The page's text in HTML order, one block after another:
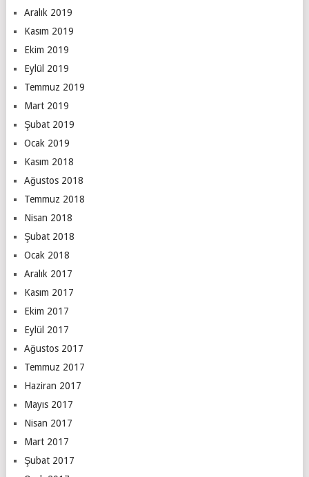
Aralık 2019
Kasım 2019
Ekim 2019
Eylül 2019
Temmuz 2019
Mart 2019
Şubat 2019
Ocak 2019
Kasım 2018
Ağustos 2018
Temmuz 2018
Nisan 2018
Şubat 2018
Ocak 2018
Aralık 2017
Kasım 2017
Ekim 2017
Eylül 2017
Ağustos 2017
Temmuz 2017
Haziran 2017
Mayıs 2017
Nisan 2017
Mart 2017
Şubat 2017